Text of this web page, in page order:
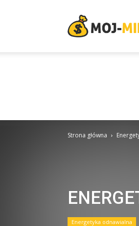
milion.pl
Strona główna
Energetyka odnawialna